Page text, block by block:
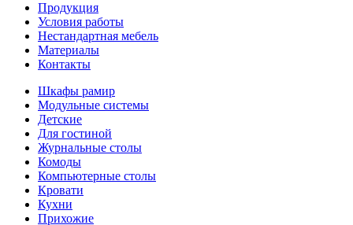
Продукция
Условия работы
Нестандартная мебель
Материалы
Контакты
Шкафы рамир
Модульные системы
Детские
Для гостиной
Журнальные столы
Комоды
Компьютерные столы
Кровати
Кухни
Прихожие